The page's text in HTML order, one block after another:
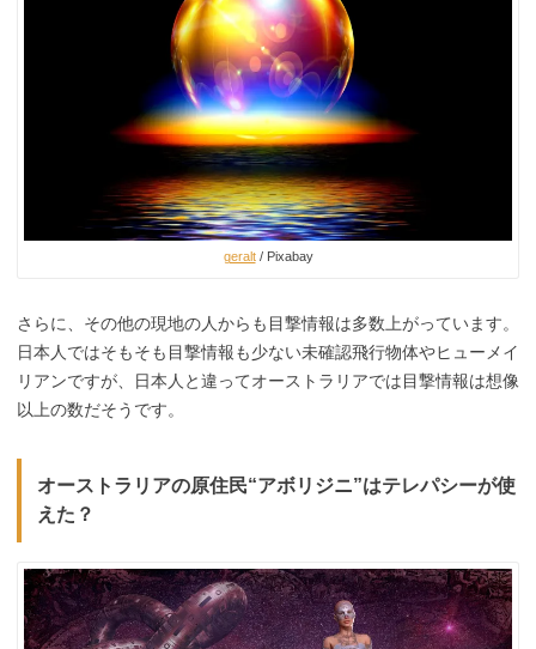
geralt/ Pixabay
さらに、その他の現地の人からも目撃情報は多数上がっています。
日本人ではそもそも目撃情報も少ない未確認飛行物体やヒューメイ
リアンですが、日本人と違ってオーストラリアでは目撃情報は想像
以上の数だそうです。
オーストラリアの原住民“アボリジニ”はテレパシーが使
えた？